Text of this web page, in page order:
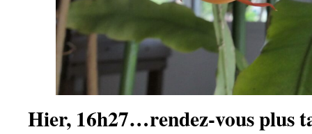
Hier, 16h27…rendez-vous plus